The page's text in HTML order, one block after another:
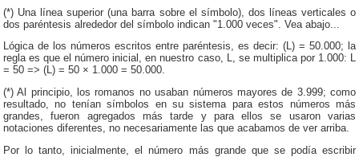
(*) Una línea superior (una barra sobre el símbolo), dos líneas verticales o
dos paréntesis alrededor del símbolo indican "1.000 veces". Vea abajo...
Lógica de los números escritos entre paréntesis, es decir: (L) = 50.000; la
regla es que el número inicial, en nuestro caso, L, se multiplica por 1.000: L
= 50 => (L) = 50 × 1.000 = 50.000.
(*) Al principio, los romanos no usaban números mayores de 3.999; como
resultado, no tenían símbolos en su sistema para estos números más
grandes, fueron agregados más tarde y para ellos se usaron varias
notaciones diferentes, no necesariamente las que acabamos de ver arriba.
Por lo tanto, inicialmente, el número más grande que se podía escribir